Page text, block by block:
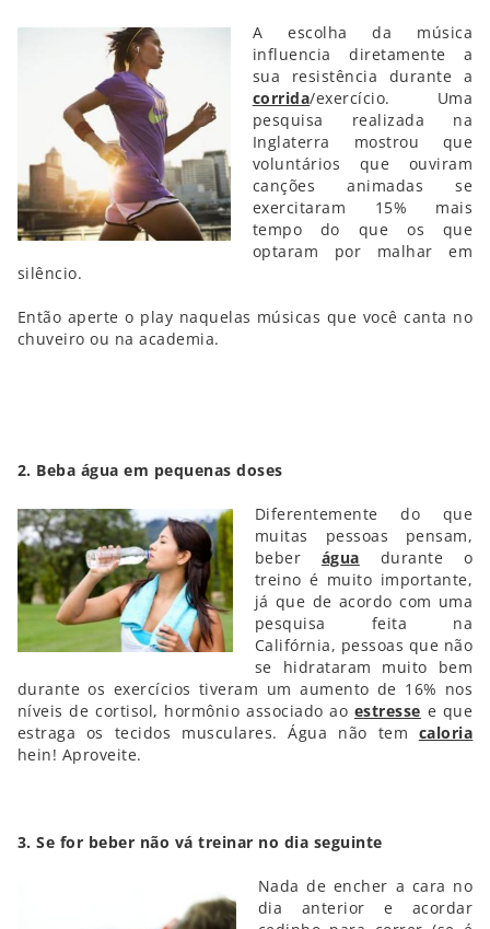
A escolha da música
influencia diretamente a
sua resistência durante a
corrida/exercício. Uma
pesquisa realizada na
Inglaterra mostrou que
voluntários que ouviram
canções animadas se
exercitaram 15% mais
tempo do que os que
optaram por malhar em
silêncio.
Então aperte o play naquelas músicas que você canta no
chuveiro ou na academia.
2. Beba água em pequenas doses
Diferentemente do que
muitas pessoas pensam,
beber água durante o
treino é muito importante,
já que de acordo com uma
pesquisa feita na
Califórnia, pessoas que não
se hidrataram muito bem
durante os exercícios tiveram um aumento de 16% nos
níveis de cortisol, hormônio associado ao estresse e que
estraga os tecidos musculares. Água não tem caloria
hein! Aproveite.
3. Se for beber não vá treinar no dia seguinte
Nada de encher a cara no
dia anterior e acordar